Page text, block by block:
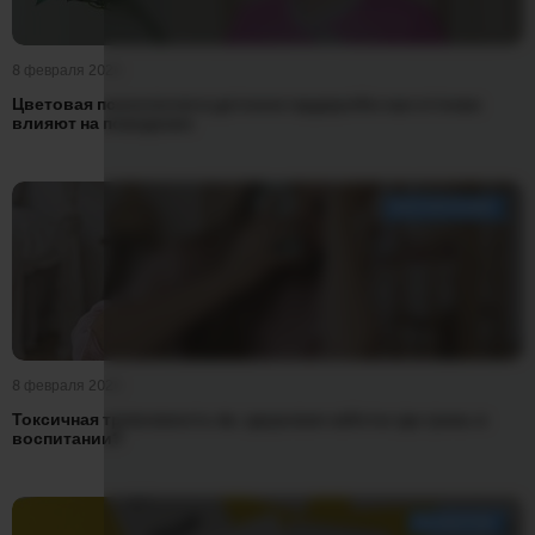
8 февраля 2026
Цветовая психология в детском гардеробе: как оттенки
влияют на поведение
8 февраля 2026
Токсичная тревожность vs. здоровая забота: где грань в
воспитании?